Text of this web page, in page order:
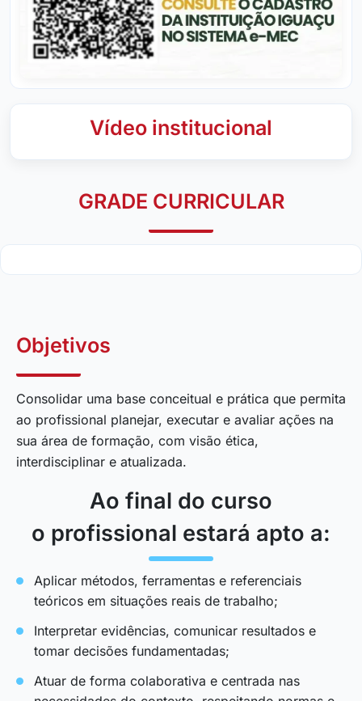
Vídeo institucional
GRADE CURRICULAR
Objetivos
Consolidar uma base conceitual e prática que permita
ao profissional planejar, executar e avaliar ações na
sua área de formação, com visão ética,
interdisciplinar e atualizada.
Ao final do curso
o profissional estará apto a:
Aplicar métodos, ferramentas e referenciais
teóricos em situações reais de trabalho;
Interpretar evidências, comunicar resultados e
tomar decisões fundamentadas;
Atuar de forma colaborativa e centrada nas